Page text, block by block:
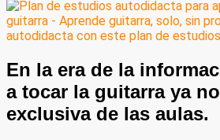
En la era de la
a tocar la guitarra ya
exclusiva de las aulas.